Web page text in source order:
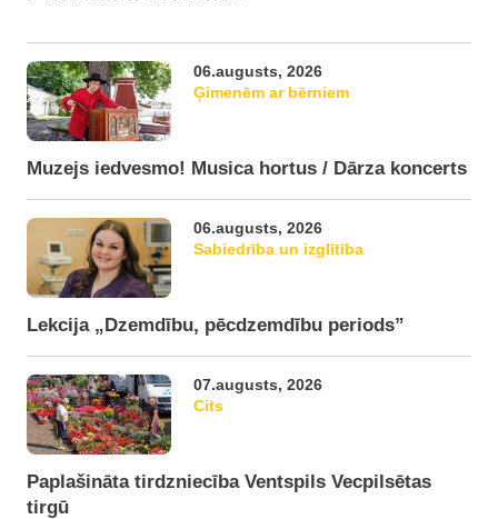
06.augusts, 2026
Ģimenēm ar bērniem
Muzejs iedvesmo! Musica hortus / Dārza koncerts
06.augusts, 2026
Sabiedrība un izglītība
Lekcija „Dzemdību, pēcdzemdību periods”
07.augusts, 2026
Cits
Paplašināta tirdzniecība Ventspils Vecpilsētas
tirgū